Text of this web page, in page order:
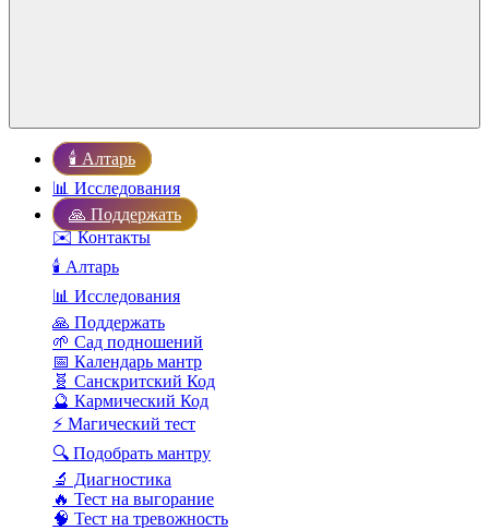
🕯️ Алтарь
📊 Исследования
🙏 Поддержать
✉️ Контакты
🕯️ Алтарь
📊 Исследования
🙏 Поддержать
🌱 Сад подношений
📅 Календарь мантр
🧬 Санскритский Код
🔮 Кармический Код
⚡ Магический тест
🔍 Подобрать мантру
🔬 Диагностика
🔥 Тест на выгорание
🧠 Тест на тревожность